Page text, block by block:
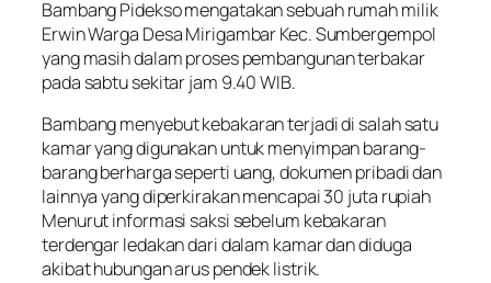
Bambang Pidekso mengatakan sebuah rumah milik
Erwin Warga Desa Mirigambar Kec. Sumbergempol
yang masih dalam proses pembangunan terbakar
pada sabtu sekitar jam 9.40 WIB.
Bambang menyebut kebakaran terjadi di salah satu
kamar yang digunakan untuk menyimpan barang-
barang berharga seperti uang, dokumen pribadi dan
lainnya yang diperkirakan mencapai 30 juta rupiah
Menurut informasi saksi sebelum kebakaran
terdengar ledakan dari dalam kamar dan diduga
akibat hubungan arus pendek listrik.